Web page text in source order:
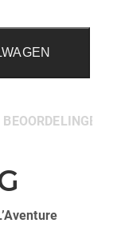
BEOORDELINGEN (0)